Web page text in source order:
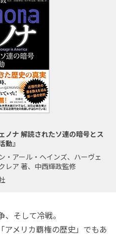
ェノナ 解読されたソ連の暗号とス
動』
・アール・ヘインズ、ハーヴェ
レア 著、中西輝政監修
そして冷戦。
アメリカ覇権の歴史」でもあ